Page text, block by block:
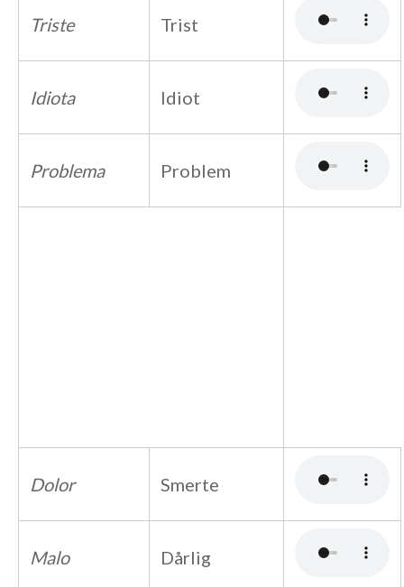
Triste Trist
Idiota Idiot
Problema Problem
Dolor Smerte
Malo Dårlig